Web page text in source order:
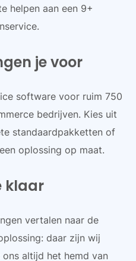
helpen aan een 9+
je voor
software voor ruim 750
bedrijven. Kies uit
standaardpakketten of
oplossing op maat.
klaar
vertalen naar de
daar zijn wij
altijd het hemd van